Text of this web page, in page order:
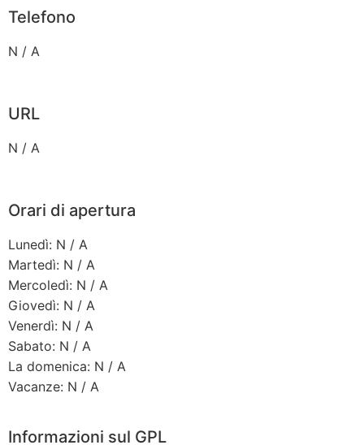
Telefono
N / A
URL
N / A
Orari di apertura
Lunedì: N / A
Martedì: N / A
Mercoledì: N / A
Giovedì: N / A
Venerdì: N / A
Sabato: N / A
La domenica: N / A
Vacanze: N / A
Informazioni sul GPL